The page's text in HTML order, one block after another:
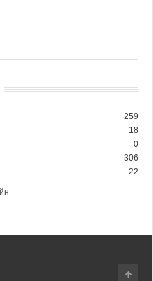
259
18
0
306
22